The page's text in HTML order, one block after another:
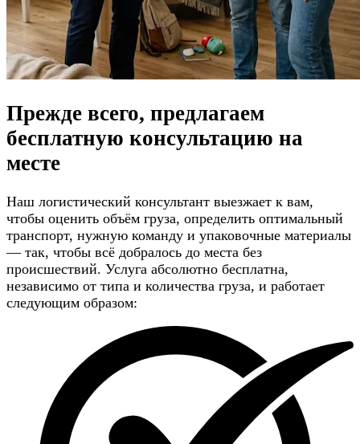
Прежде всего, предлагаем
бесплатную консультацию на
месте
Наш логистический консультант выезжает к вам,
чтобы оценить объём груза, определить оптимальный
транспорт, нужную команду и упаковочные материалы
— так, чтобы всё добралось до места без
происшествий. Услуга абсолютно бесплатна,
независимо от типа и количества груза, и работает
следующим образом: